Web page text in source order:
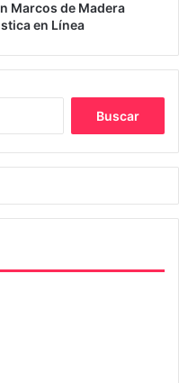
Marcos de Madera
en Línea